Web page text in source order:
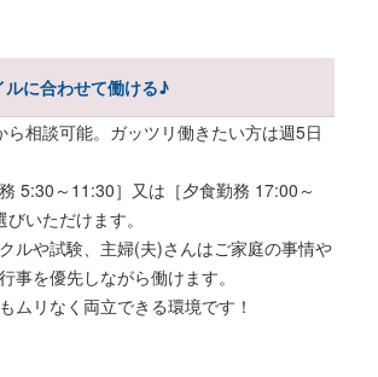
ルに合わせて働ける♪
ら相談可能。ガッツリ働きたい方は週5日
5:30～11:30］又は［夕食勤務 17:00～
いただけます。
ルや試験、主婦(夫)さんはご家庭の事情や
事を優先しながら働けます。
ムリなく両立できる環境です！